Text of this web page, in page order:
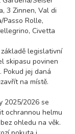
rezervovat
dní (7 nocí)
rezervovat
6 dní (5 nocí)
3 Zinnen, Val di
Passo Rolle,
Civetta
legislativní
skipasu povinen
Pokud jej daná
na místě.
2025/2026 se
ochrannou helmu
ohledu na věk.